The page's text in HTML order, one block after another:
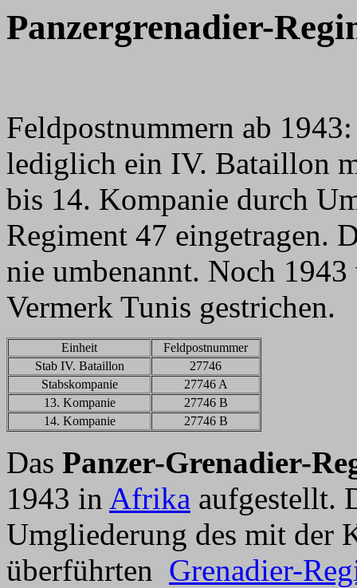
Panzergrenadier-
Feldpostnummern ab
lediglich ein IV. Bataillon
bis 14. Kompanie durch
Regiment 47 eingetragen.
nie umbenannt. Noch
Vermerk Tunis gestrichen.
Einheit
Feldpostnummer
Stab IV. Bataillon
27746
Stabskompanie
27746 A
13. Kompanie
27746 B
14. Kompanie
27746 B
Das Panzer-Grenadier-
1943 in Afrika aufgestellt.
Umgliederung des mit der
überführten Grenadier-